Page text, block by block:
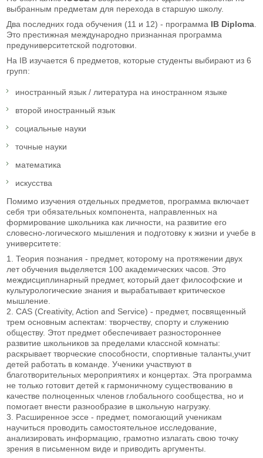
выбранным предметам для перехода в старшую школу.
Два последних года обучения (11 и 12) - программа IB Diploma
Это престижная международно признанная программа
предуниверситетской подготовки.
На IB изучается 6 предметов, которые студенты выбирают из 6
групп:
иностранный язык / литература на иностранном языке
второй иностранный язык
социальные науки
точные науки
математика
искусства
Помимо изучения отдельных предметов, программа включает
себя три обязательных компонента, направленных на
формирование школьника как личности, на развитие его
словесно-логического мышления и подготовку к жизни и учебе в
университете:
1. Теория познания - предмет, которому на протяжении двух
лет обучения выделяется 100 академических часов. Это
междисциплинарный предмет, который дает философские и
культурологические знания и вырабатывает критическое
мышление.
2. CAS (Creativity, Action and Service) - предмет, посвященный
трем основным аспектам: творчеству, спорту и служению
обществу. Этот предмет обеспечивает разностороннее
развитие школьников за пределами классной комнаты:
раскрывает творческие способности, спортивные таланты,учит
детей работать в команде. Ученики участвуют в
благотворительных мероприятиях и концертах. Эта программа
не только готовит детей к гармоничному существованию в
качестве полноценных членов глобального сообщества, но и
помогает внести разнообразие в школьную нагрузку.
3. Расширенное эссе - предмет, помогающий ученикам
научиться проводить самостоятельное исследование,
анализировать информацию, грамотно излагать свою точку
зрения в письменном виде и приводить аргументы.